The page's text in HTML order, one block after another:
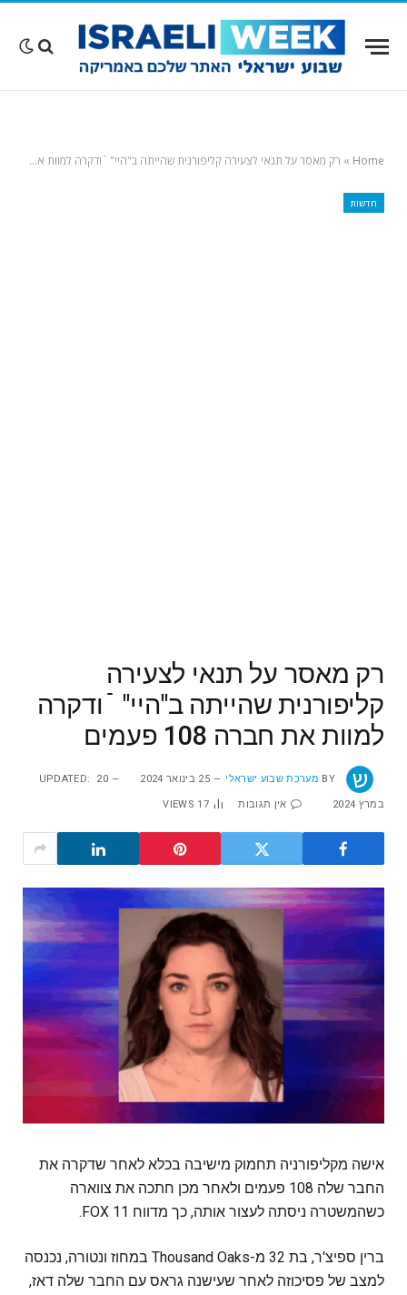
Home
» רק מאסר על תנאי לצעירה קליפורנית שהייתה ב"היי" ֿֿֿֿֿ ודקרה למוות את חברה 108 פעמים
חדשות
רק מאסר על תנאי לצעירה
קליפורנית שהייתה ב"היי" ֿֿֿֿֿ ודקרה
למוות את חברה 108 פעמים
BY מערכת שבוע ישראלי 25 בינואר 2024 UPDATED: 20
במרץ 2024 אין תגובות 17
VIEWS
אישה מקליפורניה תחמוק מישיבה בכלא לאחר שדקרה את
החבר שלה 108 פעמים ולאחר מכן חתכה את צווארה
כשהמשטרה ניסתה לעצור אותה, כך מדווח FOX 11.
ברין ספיצ'ר, בת 32 מ-Thousand Oaks במחוז ונטורה, נכנסה
למצב של פסיכוזה לאחר שעישנה גראס עם החבר שלה דאז,